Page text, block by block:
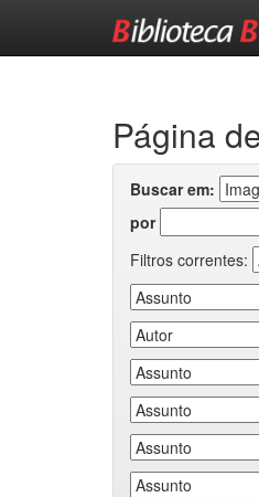
Página
Buscar em:
por
Filtros correntes: